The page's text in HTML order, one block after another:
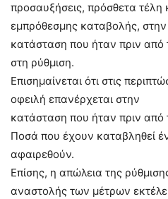
προσαυξήσεις, πρόσθετα τέλη
εμπρόθεσμης καταβολής, στην
κατάσταση που ήταν πριν
στη ρύθμιση.
Επισημαίνεται ότι στις
οφειλή επανέρχεται στην
κατάσταση που ήταν πριν από
Ποσά που έχουν καταβληθεί
αφαιρεθούν.
Επίσης, η απώλεια της
αναστολής των μέτρων